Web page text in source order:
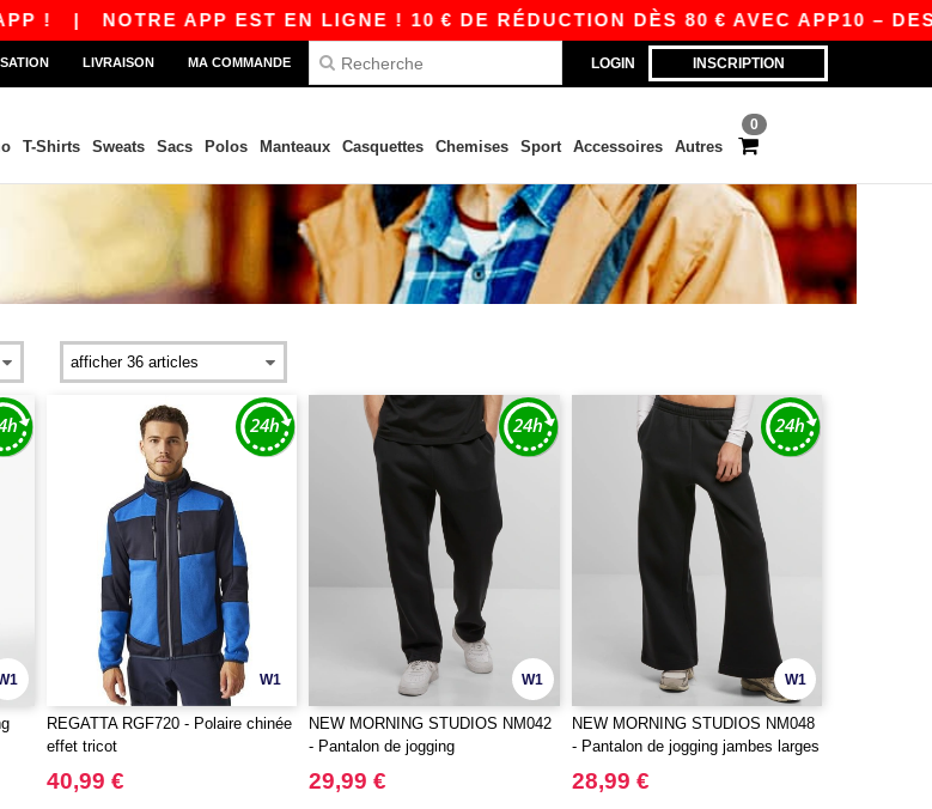
!| NOTRE APP EST EN LIGNE ! 10 € DE RÉDUCTION DÈS 80 € AVEC APP10 – DES
LOGIN INSCRIPTION
LIVRAISON MA COMMANDE
0
T-Shirts Sweats Sacs Polos Manteaux Casquettes Chemises Sport Accessoires Autres
W1
REGATTA RGF720 - Polaire chinée
effet tricot
40,99 €
W1
NEW MORNING STUDIOS NM042
- Pantalon de jogging
29,99 €
W1
NEW MORNING STUDIOS NM048
- Pantalon de jogging jambes larges
28,99 €